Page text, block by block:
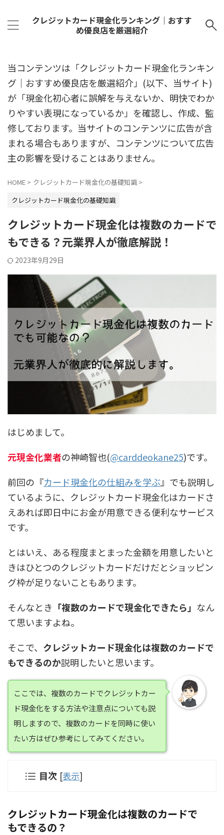
クレジットカード現金化ランキング｜おすす
め優良店を厳選紹介
当コンテンツは「クレジットカード現金化ランキン
グ｜おすすめ優良店を厳選紹介」(以下、当サイト)
が「現金化初心者に誤解を与えないか、明快でわか
りやすい表現になっているか」を確認し、作成、監
修しております。当サイトのコンテンツに広告が含
まれる場合もありますが、コンテンツについて広告
主の影響を受けることはありません。
HOME > クレジットカード現金化の基礎知識 >
クレジットカード現金化の基礎知識
クレジットカード現金化は複数のカードで
もできる？元業界人が徹底解説！
2023年9月29日
はじめまして。
元現金化業者の神崎智也(@carddeokane25)です。
前回の『カード現金化の仕組みを学ぶ』でも説明し
ているように、クレジットカード現金化はカードさ
えあれば即日中にお金が用意できる便利なサービス
です。
とはいえ、ある程度まとまった金額を用意したいと
きはひとつのクレジットカードだけだとショッピン
グ枠が足りないこともあります。
そんなとき 「複数のカードで現金化できたら」 なん
て思いますよね。
そこで、 クレジットカード現金化は複数のカードで
もできるのか説明したいと思います。
ここでは、複数のカードでクレジットカー
ド現金化をする方法や注意点についても説
明しますので、複数のカードを同時に使い
たい方はぜひ参考にしてみてください。
目次 [表示]
クレジットカード現金化は複数のカードで
もできるの？